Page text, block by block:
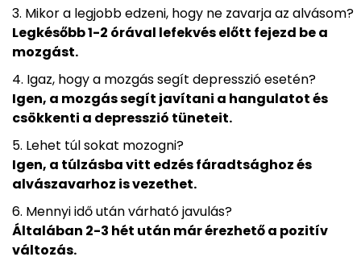
Mikor a legjobb edzeni, hogy ne zavarja az alvásom?
Legkésőbb 1-2 órával lefekvés előtt fejezd be a
mozgást.
Igaz, hogy a mozgás segít depresszió esetén?
Igen, a mozgás segít javítani a hangulatot és
csökkenti a depresszió tüneteit.
Lehet túl sokat mozogni?
Igen, a túlzásba vitt edzés fáradtsághoz és
alvászavarhoz is vezethet.
Mennyi idő után várható javulás?
Általában 2-3 hét után már érezhető a pozitív
változás.